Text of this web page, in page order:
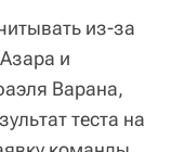
из-за
и
Варана,
теста на